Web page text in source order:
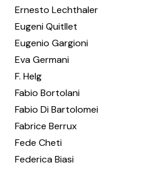
Ernesto Lechthaler
Eugeni Quitllet
Eugenio Gargioni
Eva Germani
F. Helg
Fabio Bortolani
Fabio Di Bartolomei
Fabrice Berrux
Fede Cheti
Federica Biasi